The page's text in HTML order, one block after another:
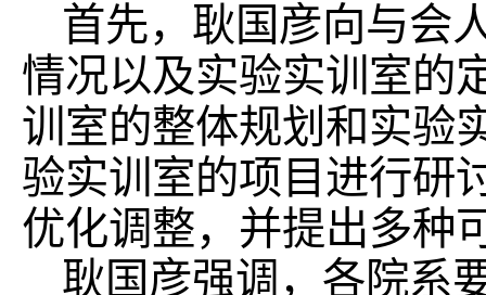
首先，耿国彦向与会
情况以及实验实训室的
训室的整体规划和实验
验实训室的项目进行研
优化调整，并提出多种
耿国彦强调，各院系